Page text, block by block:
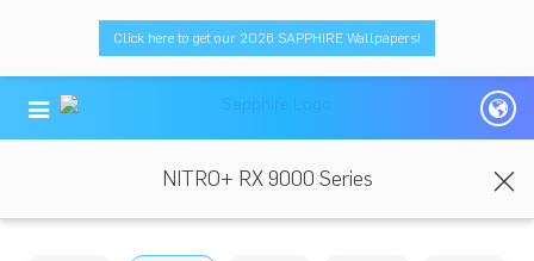
Click here to get our 2026 SAPPHIRE Wallpapers!
NITRO+ RX 9000 Series